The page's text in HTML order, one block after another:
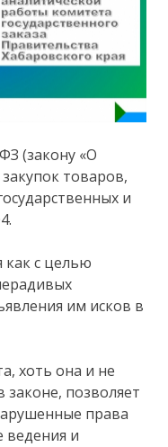
(закону «О
товаров,
и
как с целью
им исков в
хоть она и не
законе, позволяет
права
ведения и